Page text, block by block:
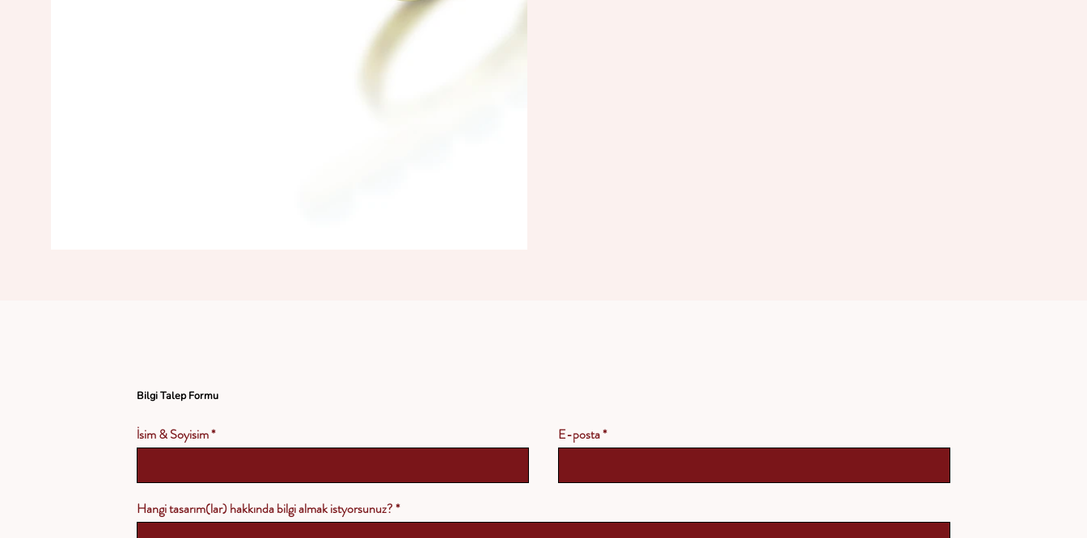
Bilgi Talep Formu
İsim & Soyisim E-posta
Hangi tasarım(lar) hakkında bilgi almak istyorsunuz?